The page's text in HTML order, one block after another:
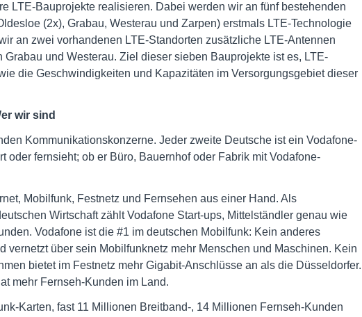
LTE-Bauprojekte realisieren. Dabei werden wir an fünf bestehenden
(2x), Grabau, Westerau und Zarpen) erstmals LTE-Technologie
an zwei vorhandenen LTE-Standorten zusätzliche LTE-Antennen
und Westerau. Ziel dieser sieben Bauprojekte ist es, LTE-
die Geschwindigkeiten und Kapazitäten im Versorgungsgebiet dieser
wir sind
Kommunikationskonzerne. Jeder zweite Deutsche ist ein Vodafone-
oder fernsieht; ob er Büro, Bauernhof oder Fabrik mit Vodafone-
Mobilfunk, Festnetz und Fernsehen aus einer Hand. Als
Wirtschaft zählt Vodafone Start-ups, Mittelständler genau wie
Vodafone ist die #1 im deutschen Mobilfunk: Kein anderes
vernetzt über sein Mobilfunknetz mehr Menschen und Maschinen. Kein
bietet im Festnetz mehr Gigabit-Anschlüsse an als die Düsseldorfer.
mehr Fernseh-Kunden im Land.
Karten, fast 11 Millionen Breitband-, 14 Millionen Fernseh-Kunden